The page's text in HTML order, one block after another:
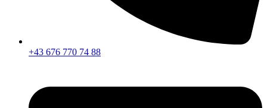
+43 676 770 74 88